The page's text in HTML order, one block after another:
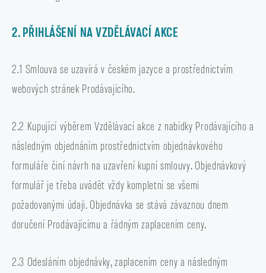
2. PŘIHLÁŠENÍ NA VZDĚLÁVACÍ AKCE
2.1 Smlouva se uzavírá v českém jazyce a prostřednictvím
webových stránek Prodávajícího.
2.2 Kupující výběrem Vzdělávací akce z nabídky Prodávajícího a
následným objednáním prostřednictvím objednávkového
formuláře činí návrh na uzavření kupní smlouvy. Objednávkový
formulář je třeba uvádět vždy kompletní se všemi
požadovanými údaji. Objednávka se stává závaznou dnem
doručení Prodávajícímu a řádným zaplacením ceny.
2.3 Odesláním objednávky, zaplacením ceny a následným